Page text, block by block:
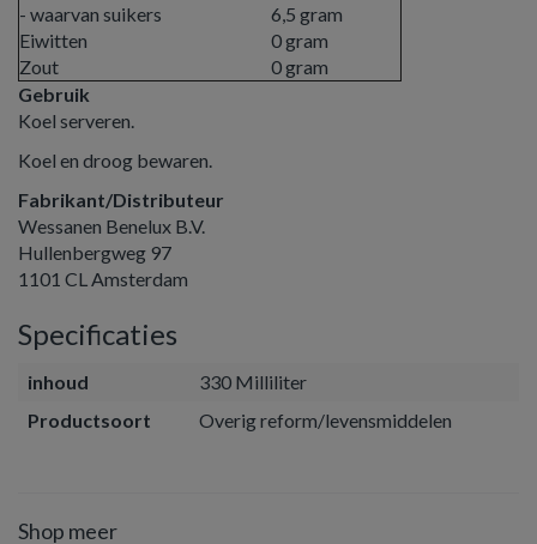
- waarvan suikers
6,5 gram
Eiwitten
0 gram
Zout
0 gram
Gebruik
Koel serveren.
Koel en droog bewaren.
Fabrikant/Distributeur
Wessanen Benelux B.V.
Hullenbergweg 97
1101 CL Amsterdam
Specificaties
inhoud
330 Milliliter
Productsoort
Overig reform/levensmiddelen
Shop meer